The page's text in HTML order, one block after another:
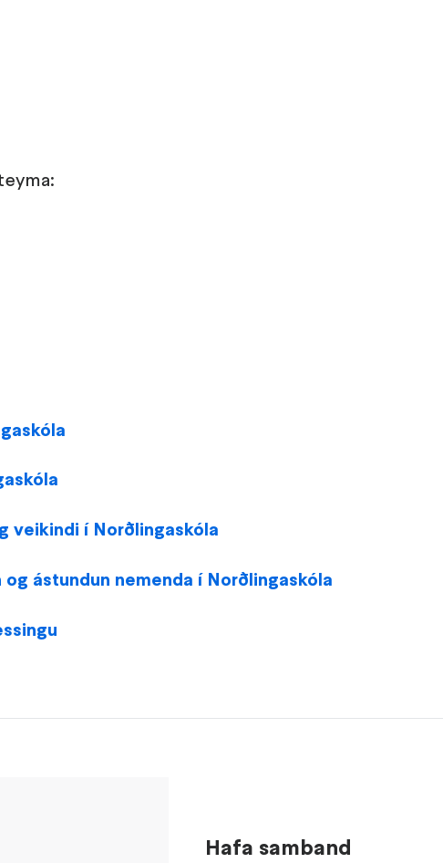
veikindi í Norðlingaskóla
ástundun nemenda í Norðlingaskóla
Hafa samband